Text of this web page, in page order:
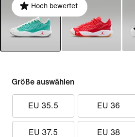
Hoch bewertet
Größe auswählen
EU 35.5 EU 36
EU 37.5 EU 38